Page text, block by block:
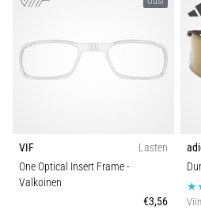
VIF
Lasten
One Optical Insert Frame-
Valkoinen
€3,56